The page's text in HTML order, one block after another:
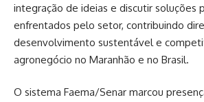
integração de ideias e discutir soluções
enfrentados pelo setor, contribuindo
desenvolvimento sustentável e
agronegócio no Maranhão e no Brasil.
O sistema Faema/Senar marcou